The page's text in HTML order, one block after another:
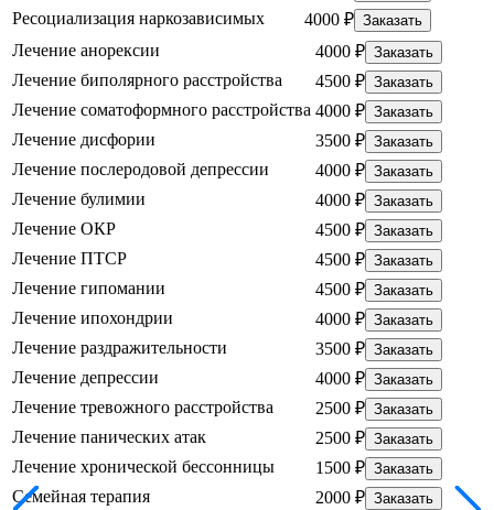
Ресоциализация наркозависимых 4000 ₽ Заказать
Лечение анорексии 4000 ₽ Заказать
Лечение биполярного расстройства 4500 ₽ Заказать
Лечение соматоформного расстройства 4000 ₽ Заказать
Лечение дисфории 3500 ₽ Заказать
Лечение послеродовой депрессии 4000 ₽ Заказать
Лечение булимии 4000 ₽ Заказать
Лечение ОКР 4500 ₽ Заказать
Лечение ПТСР 4500 ₽ Заказать
Лечение гипомании 4500 ₽ Заказать
Лечение ипохондрии 4000 ₽ Заказать
Лечение раздражительности 3500 ₽ Заказать
Лечение депрессии 4000 ₽ Заказать
Лечение тревожного расстройства 2500 ₽ Заказать
Лечение панических атак 2500 ₽ Заказать
Лечение хронической бессонницы 1500 ₽ Заказать
Семейная терапия 2000 ₽ Заказать